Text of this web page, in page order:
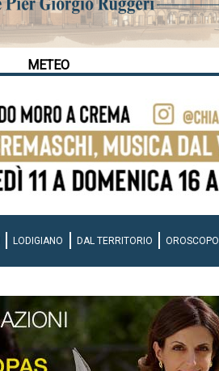
METEO
LODIGIANO DAL TERRITORIO OROSCOPO